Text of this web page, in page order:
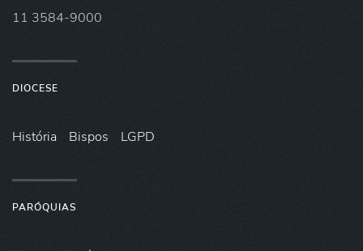
11 3584-9000
DIOCESE
História Bispos LGPD
PARÓQUIAS